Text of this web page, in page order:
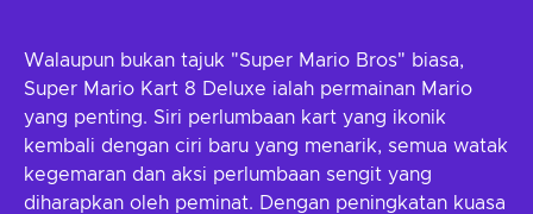
Walaupun bukan tajuk "Super Mario Bros" biasa,
Super Mario Kart 8 Deluxe ialah permainan Mario
yang penting. Siri perlumbaan kart yang ikonik
kembali dengan ciri baru yang menarik, semua watak
kegemaran dan aksi perlumbaan sengit yang
diharapkan oleh peminat. Dengan peningkatan kuasa